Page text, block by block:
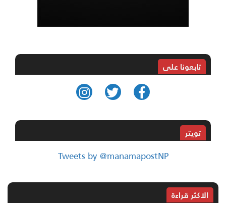
تابعونا على
تويتر
Tweets by @manamapostNP
الاکثر قراءة